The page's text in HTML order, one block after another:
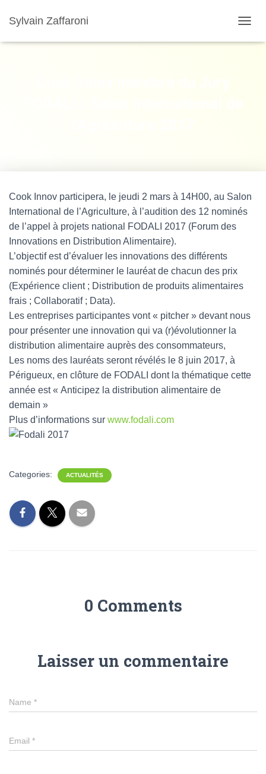
Sylvain Zaffaroni
Cook Innov participera, le jeudi 2 mars à 14H00, au Salon
International de l’Agriculture, à l’audition des 12 nominés
de l’appel à projets national FODALI 2017 (Forum des
Innovations en Distribution Alimentaire).
L’objectif est d’évaluer les innovations des différents
nominés pour déterminer le lauréat de chacun des prix
(Expérience client ; Distribution de produits alimentaires
frais ; Collaboratif ; Data).
Les entreprises participantes vont « pitcher » devant nous
pour présenter une innovation qui va (r)évolutionner la
distribution alimentaire auprès des consommateurs,
Les noms des lauréats seront révélés le 8 juin 2017, à
Périgueux, en clôture de FODALI dont la thématique cette
année est « Anticipez la distribution alimentaire de
demain »
Plus d’informations sur www.fodali.com
Categories: ACTUALITÉS
0 Comments
Laisser un commentaire
Name *
Email *